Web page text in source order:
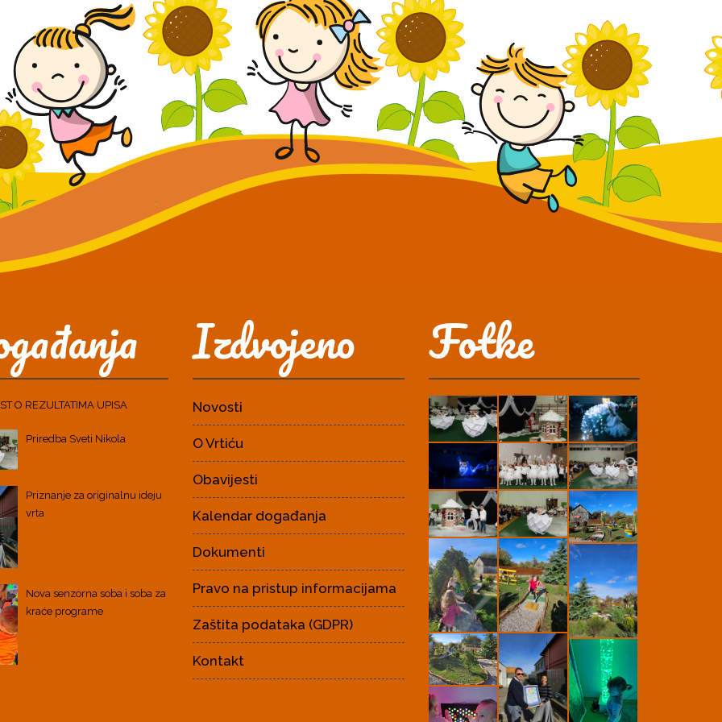
O REZULTATIMA UPISA
Priredba Sveti Nikola
Priznanje za originalnu ideju
vrta
Nova senzorna soba i soba za
kraće programe
Izdvojeno
Novosti
O Vrtiću
Obavijesti
Kalendar događanja
Dokumenti
Pravo na pristup informacijama
Zaštita podataka (GDPR)
Kontakt
Fotke